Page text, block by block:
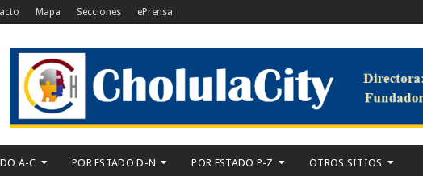
Mapa Secciones ePrensa
A-C POR ESTADO D-N POR ESTADO P-Z OTROS SITIOS